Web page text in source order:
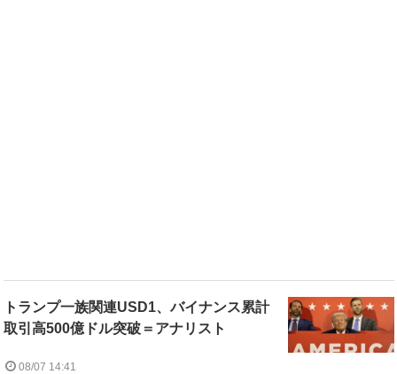
トランプ一族関連USD1、バイナンス累計
取引高500億ドル突破＝アナリスト
08/07 14:41